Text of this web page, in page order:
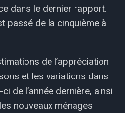
dans le dernier rapport.
passé de la cinquième à
de l’appréciation
et les variations dans
de l’année dernière, ainsi
nouveaux ménages